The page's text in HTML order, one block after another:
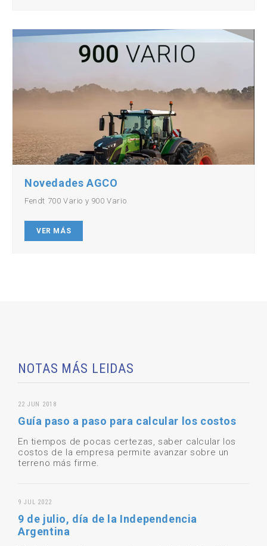
Novedades AGCO
Fendt 700 Vario y 900 Vario
VER MÁS
NOTAS MÁS LEIDAS
22 JUN 2018
Guía paso a paso para calcular los costos
En tiempos de pocas certezas, saber calcular los
costos de la empresa permite avanzar sobre un
terreno más firme.
9 JUL 2022
9 de julio, día de la Independencia
Argentina